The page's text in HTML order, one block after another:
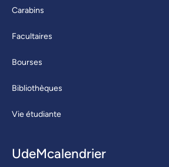
Carabins
Facultaires
Bourses
Bibliothèques
Vie étudiante
UdeMcalendrier